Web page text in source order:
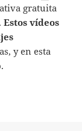
gratuita
Estos vídeos
y en esta
también se